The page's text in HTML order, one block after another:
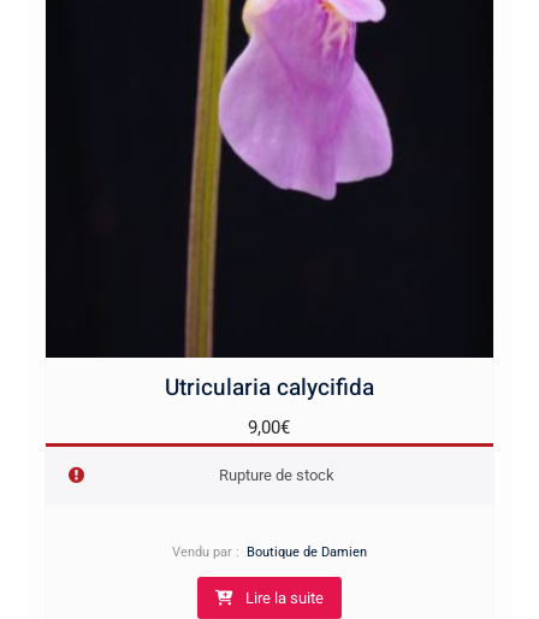
Utricularia calycifida
9,00€
Rupture de stock
Vendu par : Boutique de Damien
Lire la suite